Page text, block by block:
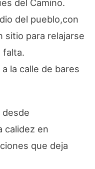
del Camino.
del pueblo,con
sitio para relajarse
falta.
la calle de bares
desde
calidez en
que deja